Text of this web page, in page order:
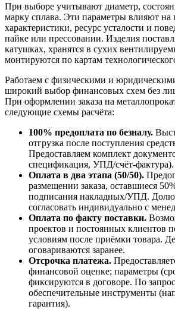
При выборе учитывают диаметр,
марку сплава. Эти параметры влияют на
характеристики, ресурс усталости и
пайке или прессовании. Изделия
катушках, хранятся в сухих
монтируются по картам
Работаем с физическими и
широкий выбор финансовых схем без
При оформлении заказа на
следующие схемы расчёта:
100% предоплата по безналу.
отгрузка после поступления
Предоставляем комплект
спецификация, УПД/счёт-фактура).
Оплата в два этапа (50/50).
размещении заказа, оставшиеся
подписания накладных/УПД.
согласовать индивидуально с
Оплата по факту поставки.
проектов и постоянных клиентов
условиям после приёмки товара.
оговариваются заранее.
Отсрочка платежа.
финансовой оценке; параметры
фиксируются в договоре. По
обеспечительные инструменты
гарантия).